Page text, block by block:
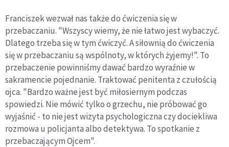
Franciszek wezwał nas także do ćwiczenia się w
przebaczaniu. "Wszyscy wiemy, że nie łatwo jest wybaczyć.
Dlatego trzeba się w tym ćwiczyć. A siłownią do ćwiczenia
się w przebaczaniu są wspólnoty, w których żyjemy!". To
przebaczenie powinniśmy dawać bardzo wyraźnie w
sakramencie pojednanie. Traktować penitenta z czułością
ojca. "Bardzo ważne jest być miłosiernym podczas
spowiedzi. Nie mówić tylko o grzechu, nie próbować go
wyjaśnić - to nie jest wizyta psychologiczna czy dociekliwa
rozmowa u policjanta albo detektywa. To spotkanie z
przebaczającym Ojcem".